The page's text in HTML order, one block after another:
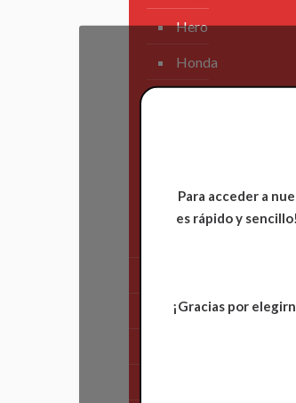
Hero
Honda
TVS
Partes de Motor
Para acceder a
es rápido y
¡Gracias por